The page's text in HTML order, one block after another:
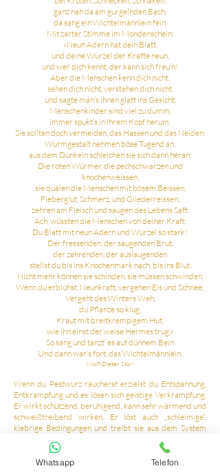
ganz nah da am gurgelnden Bach,
da sang ein Wichtelmännlein fein.
Mit zarter Stimme im Mondenschein:
«Neun Adern hat dein Blatt,
und deine Wurzel der Kräfte neun,
und wer dich kennt, der kann sich freu’n!
Aber die Menschen kenn dich nicht,
sehen dich nicht, verstehen dich nicht,
und sagte man’s ihnen glatt ins Gesicht.
Menschenkinder sind viel zu dumm,
immer spukt’s in ihrem Kopf herum.
Sie sollten doch vermeiden, das Hassen und das Neiden:
Wurmgestalt nehmen böse Tugend an,
aus dem Dunkeln schleichen sie sich dann heran:
Die roten Würmer, die pechschwarzen und
knochenweissen,
sie quälen die Menschen mit bösem Beissen,
Fieberglut, Schmerz, und Gliederreissen,
zehren am Fleisch und saugen des Lebens Saft.
Ach, wüssten die Menschen von deiner Kraft.
Du Blatt mit neun Adern und Wurzel so stark!
Der fressenden, der saugenden Brut,
der zehrenden, der auslaugenden
stellst du bis ins Knochenmark nach, bis ins Blut.
Nicht mehr können sie schinden, sie müssen schwinden.
Wenn du erblühst, Neunkraft, vergehen Eis und Schnee;
Vergeht des Winters Weh,
du Pflanze so klug,
Kraut mit breitkrempigem Hut,
wie ihn einst der weise Hermes trug.»
So sang und tanzt’ es auf dünnem Bein
Und dann war’s fort, das Wichtelmännlein.
Wolf-Dieter Storl
Wenn du Pestwurz räucherst erzielst du Entspannung,
Entkrampfung und es lösen sich geistige Verkrampfung.
Er wirkt schützend, beruhigend, kann sehr wärmend und
schweißtreibend wirken. Er löst auch „schleimige“,
klebrige Bedingungen und treibt sie aus dem System
Whatsapp Telefon